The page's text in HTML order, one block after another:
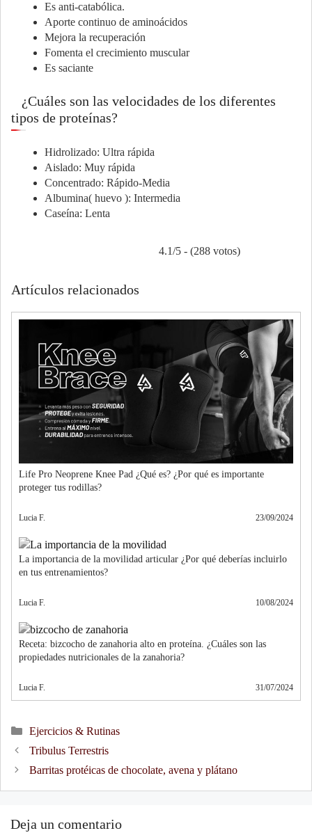
Es anti-catabólica.
Aporte continuo de aminoácidos
Mejora la recuperación
Fomenta el crecimiento muscular
Es saciante
¿Cuáles son las velocidades de los diferentes
tipos de proteínas?
Hidrolizado: Ultra rápida
Aislado: Muy rápida
Concentrado: Rápido-Media
Albumina( huevo ): Intermedia
Caseína: Lenta
4.1/5 - (288 votos)
Artículos relacionados
Life Pro Neoprene Knee Pad ¿Qué es? ¿Por qué es importante
proteger tus rodillas?
Lucia F. 23/09/2024
La importancia de la movilidad articular ¿Por qué deberías incluirlo
en tus entrenamientos?
Lucia F. 10/08/2024
Receta: bizcocho de zanahoria alto en proteína. ¿Cuáles son las
propiedades nutricionales de la zanahoria?
Lucia F. 31/07/2024
Categories
Ejercicios & Rutinas
Post
navigation
Tribulus Terrestris
Barritas protéicas de chocolate, avena y plátano
Deja un comentario